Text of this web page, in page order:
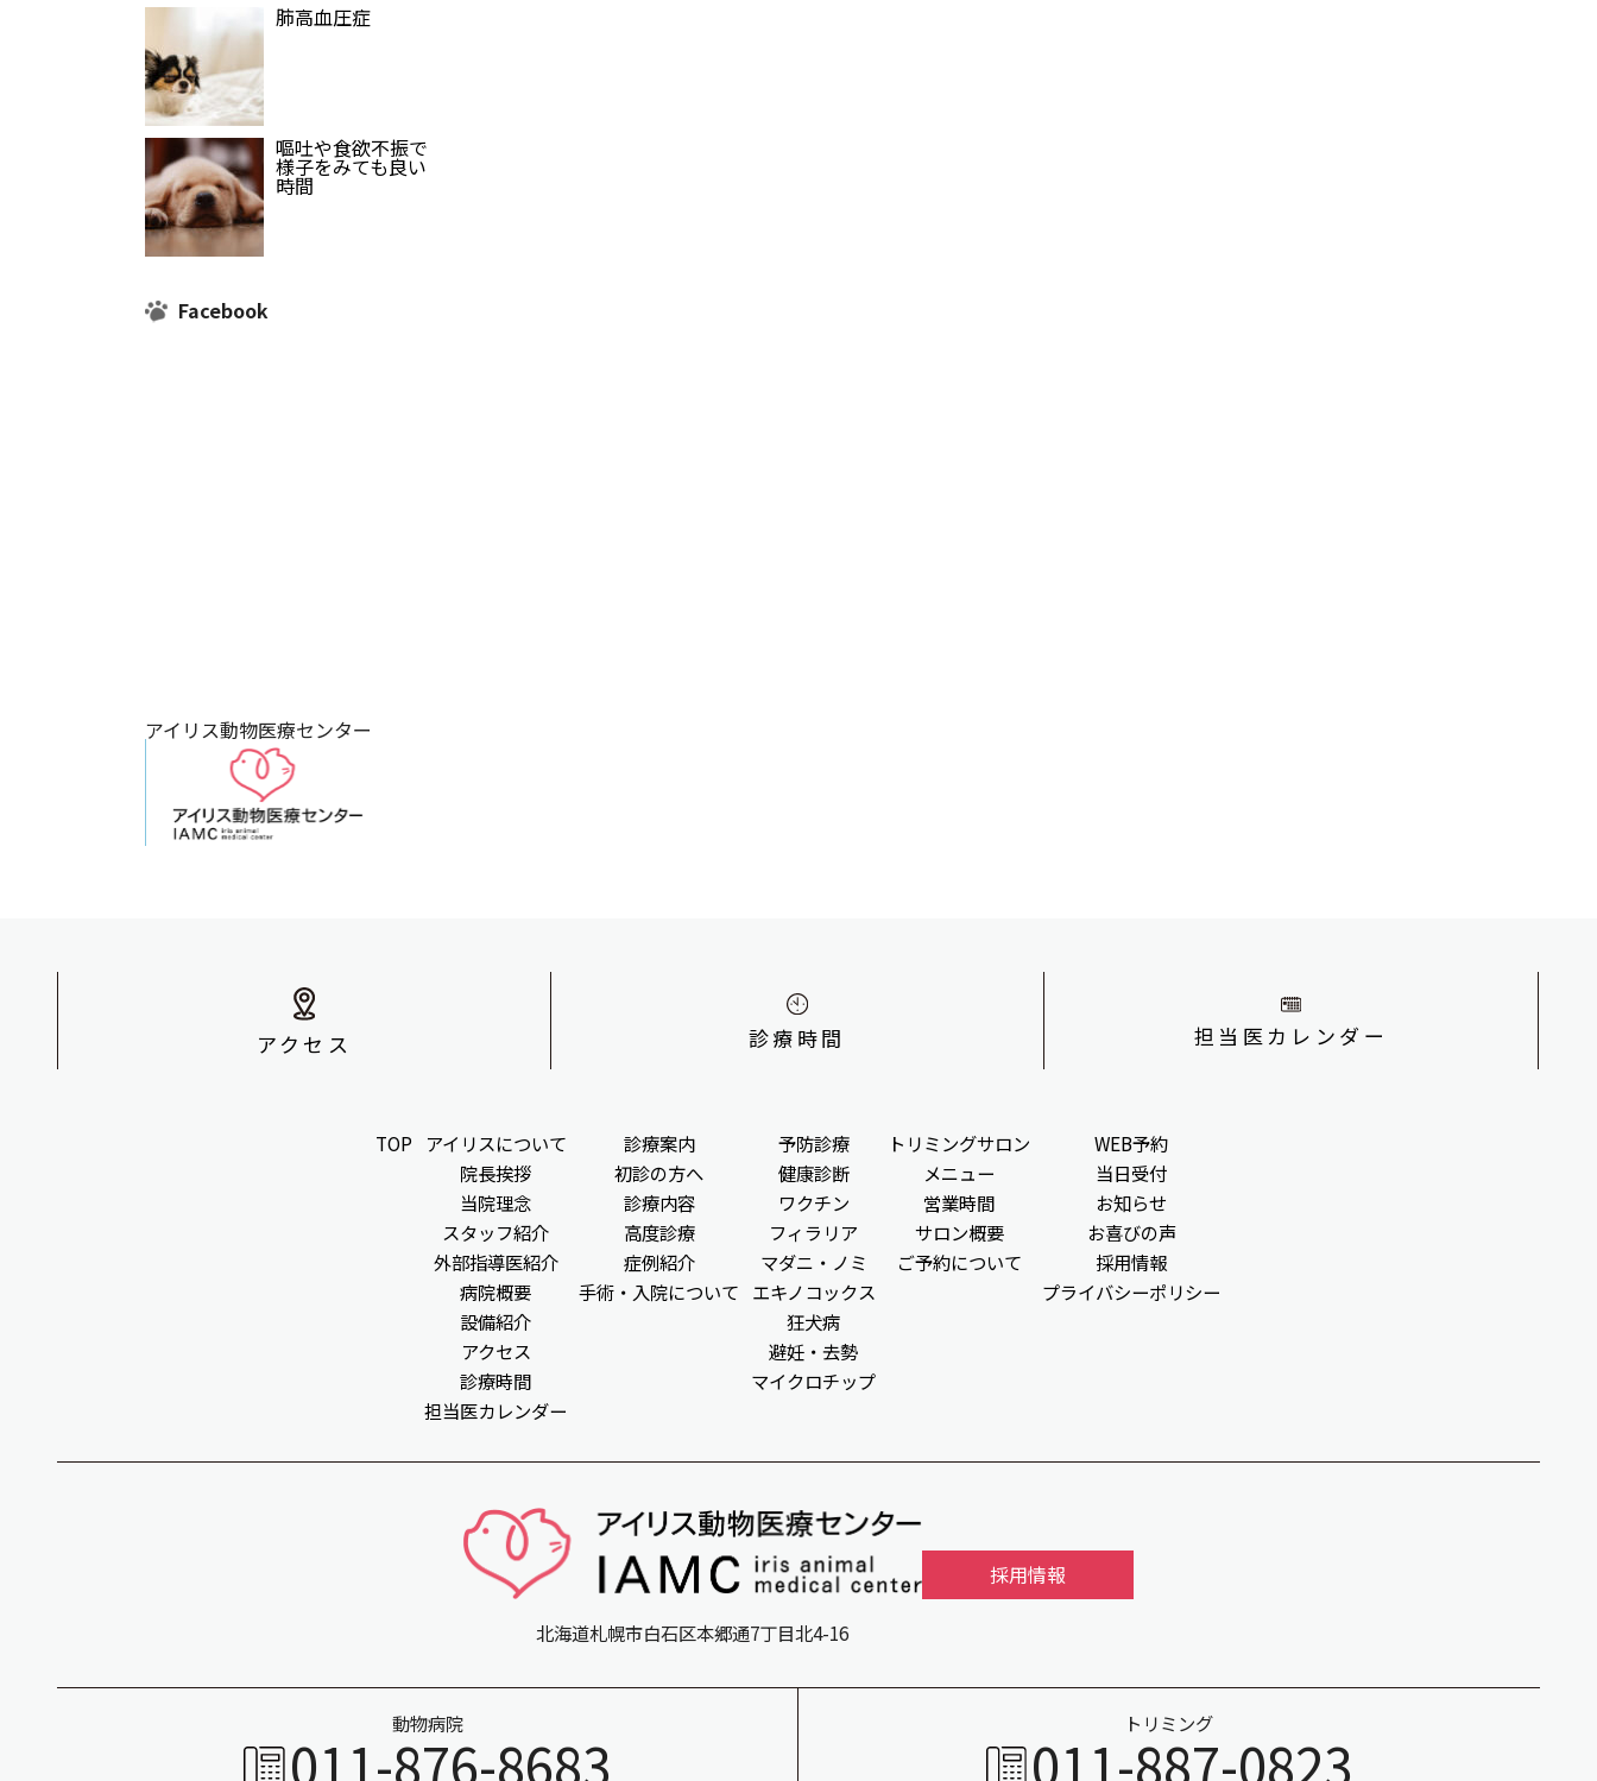
肺高血圧症
嘔吐や食欲不振で
様子をみても良い
時間
Facebook
アイリス動物医療センター
アクセス 診療時間 担当医カレンダー
TOP
アイリスについて
院長挨拶
当院理念
スタッフ紹介
外部指導医紹介
病院概要
設備紹介
アクセス
診療時間
担当医カレンダー
診療案内
初診の方へ
診療内容
高度診療
症例紹介
手術・入院について
予防診療
健康診断
ワクチン
フィラリア
マダニ・ノミ
エキノコックス
狂犬病
避妊・去勢
マイクロチップ
トリミングサロン
メニュー
営業時間
サロン概要
ご予約について
WEB予約
当日受付
お知らせ
お喜びの声
採用情報
プライバシーポリシー
北海道札幌市白石区本郷通7丁目北4-16
採用情報
動物病院
011-876-8683
トリミング
011-887-0823